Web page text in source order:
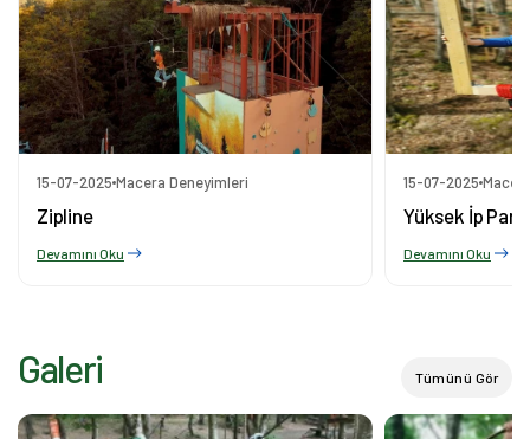
15-07-2025 Macera Deneyimleri
Zipline
Devamını Oku
15-07-2025
Yüksek İp
Devamını Oku
Galeri Tümünü Gör